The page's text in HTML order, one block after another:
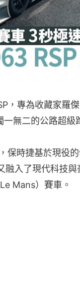
，專為收藏家羅傑
無二的公路超級
保時捷基於現役
融入了現代科技
Mans）賽車。